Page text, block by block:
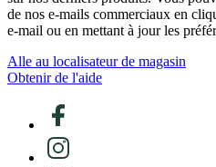
de nos e-mails commerciaux en
e-mail ou en mettant à jour les
Alle au localisateur de magasin
Obtenir de l'aide